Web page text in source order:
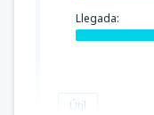
Llegada:
Útil